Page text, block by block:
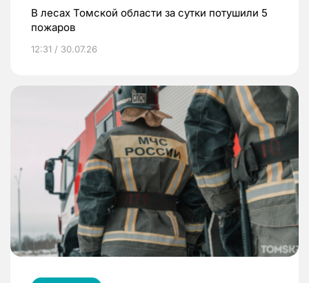
В лесах Томской области за сутки потушили 5
пожаров
12:31 / 30.07.26